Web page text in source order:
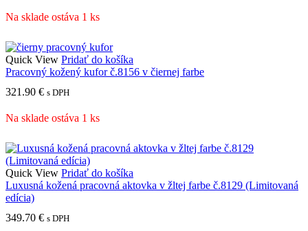
Na sklade ostáva 1 ks
Quick View Pridať do košíka
Pracovný kožený kufor č.8156 v čiernej farbe
321.90 € s DPH
Na sklade ostáva 1 ks
Quick View Pridať do košíka
Luxusná kožená pracovná aktovka v žltej farbe č.8129 (Limitovaná
edícia)
349.70 € s DPH